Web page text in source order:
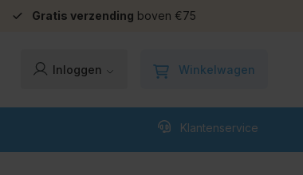
Gratis verzending boven €75
Inloggen Winkelwagen
Klantenservice